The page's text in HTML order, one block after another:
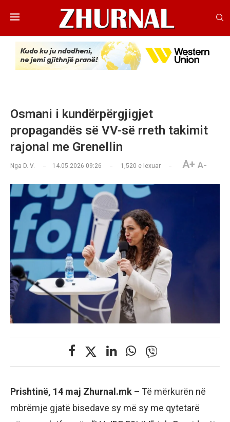
Osmani i kundërpërgjigjet
propagandës së VV-së rreth takimit
rajonal me Grenellin
Nga D. V. 14.05.2026 09:26 1,520 e lexuar A+ A-
Prishtinë, 14 maj Zhurnal.mk – Të mërkurën në
mbrëmje gjatë bisedave sy më sy me qytetarë